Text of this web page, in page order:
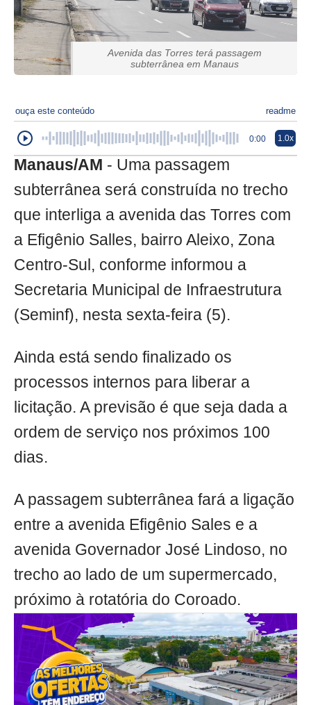
Avenida das Torres terá passagem
subterrânea em Manaus
ouça este conteúdo readme
0:00 1.0x
Manaus/AM - Uma passagem
subterrânea será construída no trecho
que interliga a avenida das Torres com
a Efigênio Salles, bairro Aleixo, Zona
Centro-Sul, conforme informou a
Secretaria Municipal de Infraestrutura
(Seminf), nesta sexta-feira (5).
Ainda está sendo finalizado os
processos internos para liberar a
licitação. A previsão é que seja dada a
ordem de serviço nos próximos 100
dias.
A passagem subterrânea fará a ligação
entre a avenida Efigênio Sales e a
avenida Governador José Lindoso, no
trecho ao lado de um supermercado,
próximo à rotatória do Coroado.